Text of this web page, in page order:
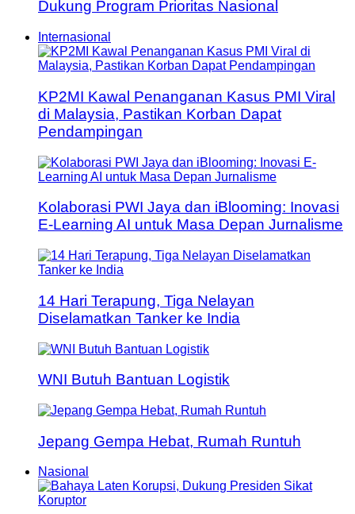
Dukung Program Prioritas Nasional
Internasional
KP2MI Kawal Penanganan Kasus PMI Viral
di Malaysia, Pastikan Korban Dapat
Pendampingan
Kolaborasi PWI Jaya dan iBlooming: Inovasi
E-Learning AI untuk Masa Depan Jurnalisme
14 Hari Terapung, Tiga Nelayan
Diselamatkan Tanker ke India
WNI Butuh Bantuan Logistik
Jepang Gempa Hebat, Rumah Runtuh
Nasional